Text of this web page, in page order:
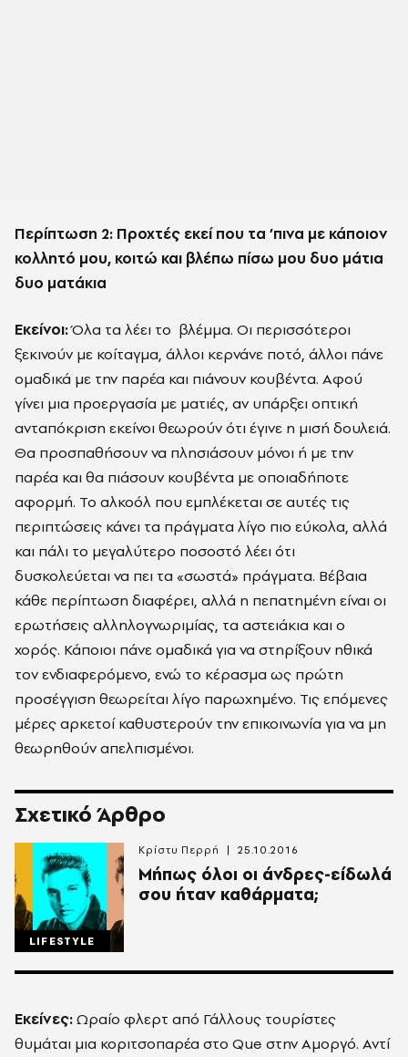
Περίπτωση 2: Προχτές εκεί που τα ’πινα με κάποιον
κολλητό μου, κοιτώ και βλέπω πίσω μου δυο μάτια
δυο ματάκια
Εκείνοι:Όλα τα λέει το βλέμμα. Οι περισσότεροι
ξεκινούν με κοίταγμα, άλλοι κερνάνε ποτό, άλλοι πάνε
ομαδικά με την παρέα και πιάνουν κουβέντα. Αφού
γίνει μια προεργασία με ματιές, αν υπάρξει οπτική
ανταπόκριση εκείνοι θεωρούν ότι έγινε η μισή δουλειά.
Θα προσπαθήσουν να πλησιάσουν μόνοι ή με την
παρέα και θα πιάσουν κουβέντα με οποιαδήποτε
αφορμή. Το αλκοόλ που εμπλέκεται σε αυτές τις
περιπτώσεις κάνει τα πράγματα λίγο πιο εύκολα, αλλά
και πάλι το μεγαλύτερο ποσοστό λέει ότι
δυσκολεύεται να πει τα «σωστά» πράγματα. Βέβαια
κάθε περίπτωση διαφέρει, αλλά η πεπατημένη είναι οι
ερωτήσεις αλληλογνωριμίας, τα αστειάκια και ο
χορός. Κάποιοι πάνε ομαδικά για να στηρίξουν ηθικά
τον ενδιαφερόμενο, ενώ το κέρασμα ως πρώτη
προσέγγιση θεωρείται λίγο παρωχημένο. Τις επόμενες
μέρες αρκετοί καθυστερούν την επικοινωνία για να μη
θεωρηθούν απελπισμένοι.
Σχετικό Άρθρο
LIFESTYLE
Μήπως όλοι οι άνδρες-είδωλά
σου ήταν καθάρματα;
Κρίστυ Περρή 25.10.2016
Εκείνες:Ωραίο φλερτ από Γάλλους τουρίστες
θυμάται μια κοριτσοπαρέα στο Que στην Αμοργό. Αντί